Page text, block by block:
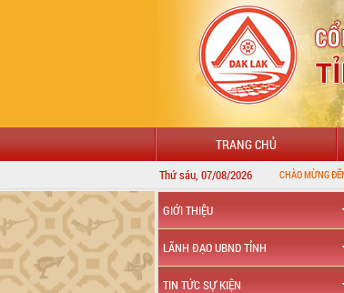
TRANG CHỦ
Thứ sáu, 07/08/2026CHÀO MỪNG ĐẾN VỚI CỔNG
GIỚI THIỆU
LÃNH ĐẠO UBND TỈNH
TIN TỨC SỰ KIỆN